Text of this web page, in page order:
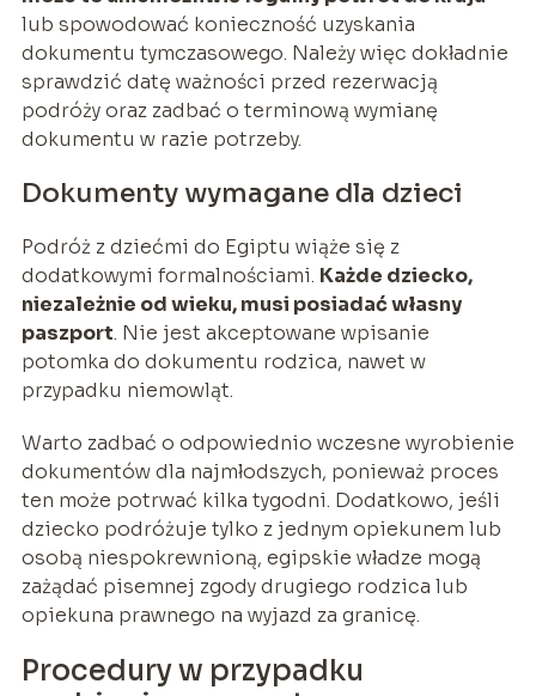
lub spowodować konieczność uzyskania
dokumentu tymczasowego. Należy więc dokładnie
sprawdzić datę ważności przed rezerwacją
podróży oraz zadbać o terminową wymianę
dokumentu w razie potrzeby.
Dokumenty wymagane dla dzieci
Podróż z dziećmi do Egiptu wiąże się z
dodatkowymi formalnościami. Każde dziecko,
niezależnie od wieku, musi posiadać własny
paszport. Nie jest akceptowane wpisanie
potomka do dokumentu rodzica, nawet w
przypadku niemowląt.
Warto zadbać o odpowiednio wczesne wyrobienie
dokumentów dla najmłodszych, ponieważ proces
ten może potrwać kilka tygodni. Dodatkowo, jeśli
dziecko podróżuje tylko z jednym opiekunem lub
osobą niespokrewnioną, egipskie władze mogą
zażądać pisemnej zgody drugiego rodzica lub
opiekuna prawnego na wyjazd za granicę.
Procedury w przypadku